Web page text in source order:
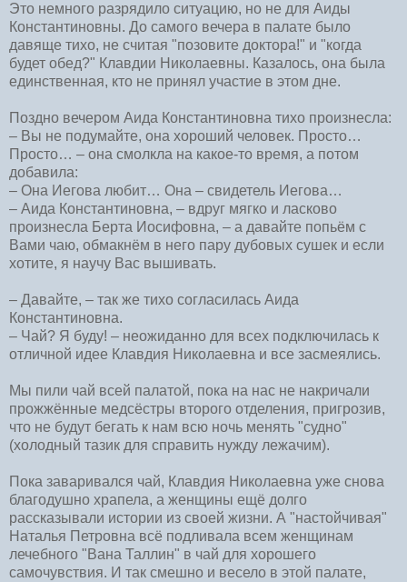
Это немного разрядило ситуацию, но не для Аиды
Константиновны. До самого вечера в палате было
давяще тихо, не считая "позовите доктора!" и "когда
будет обед?" Клавдии Николаевны. Казалось, она была
единственная, кто не принял участие в этом дне.
Поздно вечером Аида Константиновна тихо произнесла:
– Вы не подумайте, она хороший человек. Просто…
Просто… – она смолкла на какое-то время, а потом
добавила:
– Она Иегова любит… Она – свидетель Иегова…
– Аида Константиновна, – вдруг мягко и ласково
произнесла Берта Иосифовна, – а давайте попьём с
Вами чаю, обмакнём в него пару дубовых сушек и если
хотите, я научу Вас вышивать.
– Давайте, – так же тихо согласилась Аида
Константиновна.
– Чай? Я буду! – неожиданно для всех подключилась к
отличной идее Клавдия Николаевна и все засмеялись.
Мы пили чай всей палатой, пока на нас не накричали
прожжённые медсёстры второго отделения, пригрозив,
что не будут бегать к нам всю ночь менять "судно"
(холодный тазик для справить нужду лежачим).
Пока заваривался чай, Клавдия Николаевна уже снова
благодушно храпела, а женщины ещё долго
рассказывали истории из своей жизни. А "настойчивая"
Наталья Петровна всё подливала всем женщинам
лечебного "Вана Таллин" в чай для хорошего
самочувствия. И так смешно и весело в этой палате,